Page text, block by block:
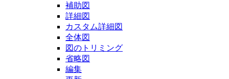
補助図
詳細図
カスタム詳細図
全体図
図のトリミング
省略図
編集